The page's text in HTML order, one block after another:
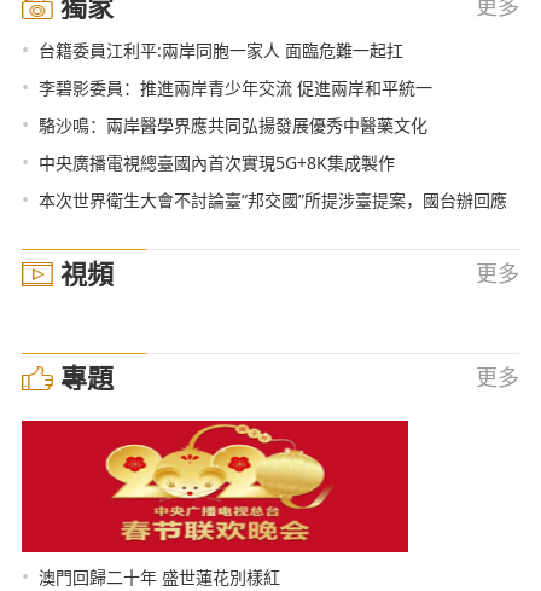
• 台籍委員江利平:兩岸同胞一家人 面臨危難一起扛
• 李碧影委員：推進兩岸青少年交流 促進兩岸和平統一
• 駱沙鳴：兩岸醫學界應共同弘揚發展優秀中醫藥文化
• 中央廣播電視總臺國內首次實現5G+8K集成製作
• 本次世界衛生大會不討論臺“邦交國”所提涉臺提案，國台辦回應
視頻 更多
專題 更多
• 澳門回歸二十年 盛世蓮花別樣紅